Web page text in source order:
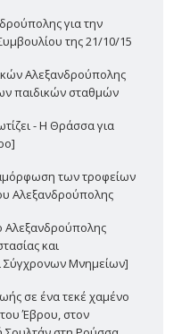
για την
της 21/10/15
Αλεξανδρούπολης
παιδικών σταθμών
- Η Θράσσα για
των τροφείων
Αλεξανδρούπολης
και
Μνημείων]
σε ένα τεκέ χαμένο
Έβρου, στον